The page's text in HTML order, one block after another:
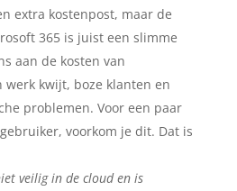
extra kostenpost, maar de
365 is juist een slimme
aan de kosten van
kwijt, boze klanten en
problemen. Voor een paar
voorkom je dit. Dat is
veilig in de cloud en is